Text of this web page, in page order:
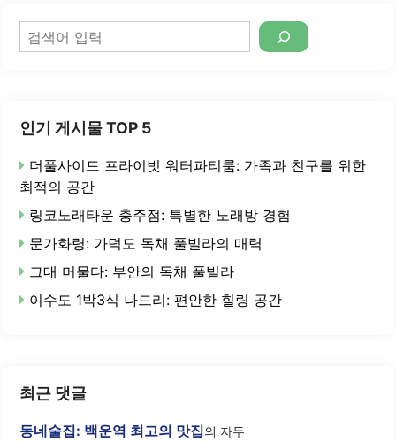
검
색
인기 게시물 TOP 5
더풀사이드 프라이빗 워터파티룸: 가족과 친구를 위한
최적의 공간
링코노래타운 충주점: 특별한 노래방 경험
문가화령: 가덕도 독채 풀빌라의 매력
그대 머물다: 부안의 독채 풀빌라
이수도 1박3식 나드리: 편안한 힐링 공간
최근 댓글
동네술집: 백운역 최고의 맛집의 자두